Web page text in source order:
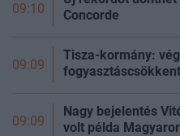
09:10
Concorde
09:09
Tisza-kormány:
09:09
Nagy bejelentés
volt példa